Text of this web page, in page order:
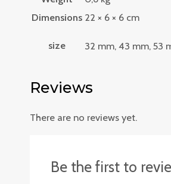
Dimensions 22 × 6 × 6 cm
size 32 mm, 43 mm, 53
Reviews
There are no reviews yet.
Be the first to